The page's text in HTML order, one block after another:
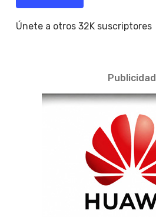
Únete a otros 32K suscriptores
Publicidad